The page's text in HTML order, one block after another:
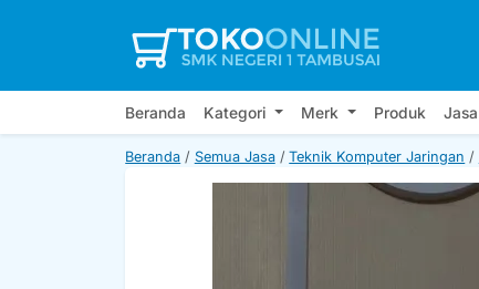
Beranda Kategori Merk Produk Jasa
Beranda Semua Jasa Teknik Komputer Jaringan